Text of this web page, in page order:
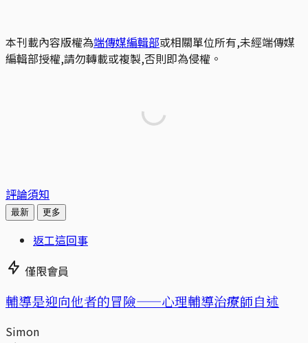
本刊載內容版權為端傳媒編輯部或相關單位所有,未經端傳媒
編輯部授權,請勿轉載或複製,否則即為侵權。
評論須知
最新 更多
返工這回事
僅限會員
輔導是迎向他者的冒險——心理輔導治療師自述
Simon